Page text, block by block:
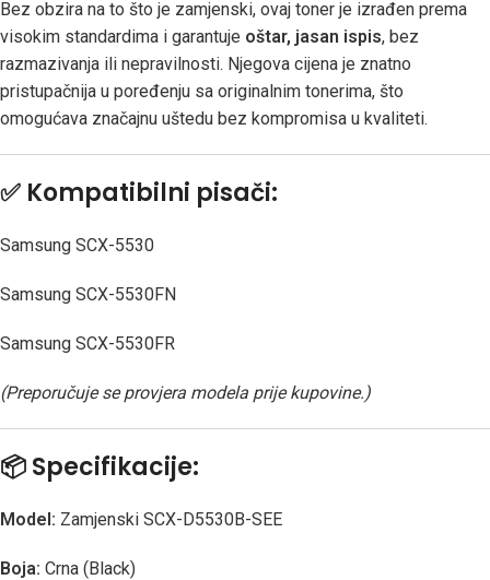
Bez obzira na to što je zamjenski, ovaj toner je izrađen prema
visokim standardima i garantuje oštar, jasan ispis, bez
razmazivanja ili nepravilnosti. Njegova cijena je znatno
pristupačnija u poređenju sa originalnim tonerima, što
omogućava značajnu uštedu bez kompromisa u kvaliteti.
✅ Kompatibilni pisači:
Samsung SCX-5530
Samsung SCX-5530FN
Samsung SCX-5530FR
(Preporučuje se provjera modela prije kupovine.)
📦Specifikacije:
Model: Zamjenski SCX-D5530B-SEE
Boja: Crna (Black)